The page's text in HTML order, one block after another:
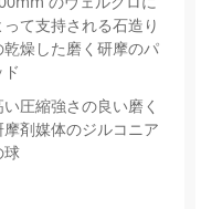
って支持される石造り
乾燥した磨く研摩のパ
ド
い圧縮強さの良い磨く
摩剤媒体のジルコニア
球